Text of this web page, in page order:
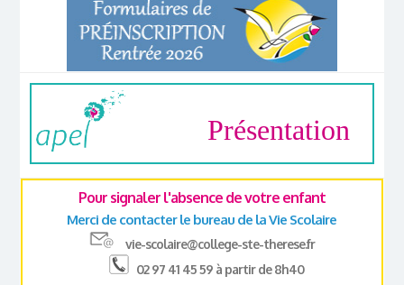
Présentation
Pour signaler l'absence de votre enfant
Merci de contacter le bureau de la Vie Scolaire
vie-scolaire@college-ste-therese.fr
02 97 41 45 59 à partir de 8h40